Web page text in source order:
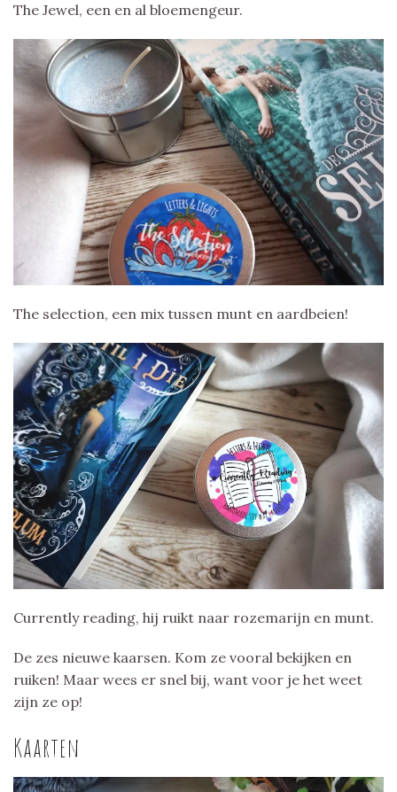
The Jewel, een en al bloemengeur.
The selection, een mix tussen munt en aardbeien!
Currently reading, hij ruikt naar rozemarijn en munt.
De zes nieuwe kaarsen. Kom ze vooral bekijken en
ruiken! Maar wees er snel bij, want voor je het weet
zijn ze op!
Kaarten